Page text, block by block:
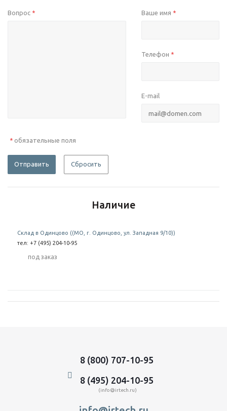
Вопрос * Ваше имя *
Телефон *
E-mail
* обязательные поля
Отправить Сбросить
Наличие
Склад в Одинцово ((МО, г. Одинцово, ул. Западная 9/10))
тел: +7 (495) 204-10-95
Под заказ
8 (800) 707-10-95
8 (495) 204-10-95
(info@irtech.ru)